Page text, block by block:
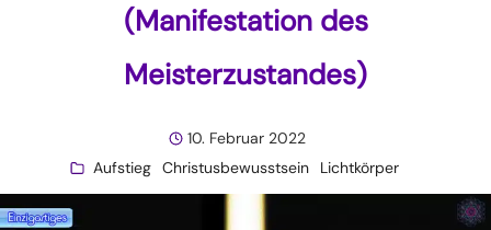
(Manifestation des
Meisterzustandes)
10. Februar 2022
Aufstieg Christusbewusstsein Lichtkörper